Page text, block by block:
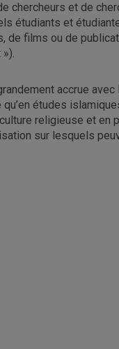
chercheurs et de
étudiants et
de films ou de
accrue
études
religieuse et en
sur lesquels